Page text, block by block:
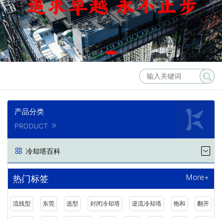
产品分类
PRODUCT
冷却塔百科
热门标签 More+
流线型 东莞 选型 封闭冷却塔 逆流冷却塔 饱和 翻开